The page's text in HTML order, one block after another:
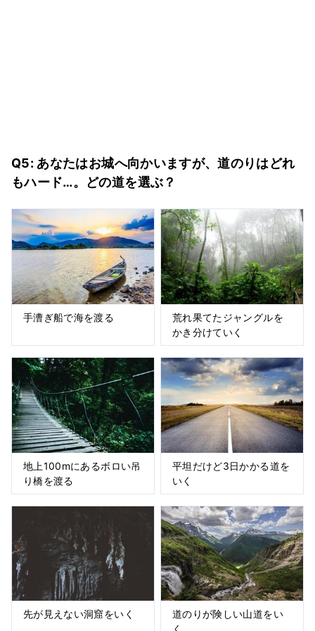
Q5: あなたはお城へ向かいますが、道のりはどれ
もハード…。どの道を選ぶ？
手漕ぎ船で海を渡る
荒れ果てたジャングルを
かき分けていく
地上100mにあるボロい吊
り橋を渡る
平坦だけど3日かかる道を
いく
先が見えない洞窟をいく
道のりが険しい山道をい